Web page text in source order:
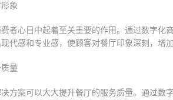
象
者心目中起着至关重要的作用。通过数字化
代感和专业感，使顾客对餐厅印象深刻，增
量
方案可以大大提升餐厅的服务质量。通过数